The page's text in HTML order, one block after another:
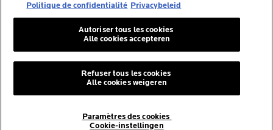
© La Roche-Posay
© Centre Thermal de La Roche-Posay
© L'ORÉAL
Politique de confidentialité Privacybeleid
Paramètres des cookies
Cookie-instellingen
Refuser tous les cookies
Alle cookies weigeren
Autoriser tous les cookies
Alle cookies accepteren